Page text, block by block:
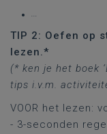
…
TIP 2: Oefen op
lezen.*
(* ken je het boek
tips i.v.m.
VOOR het lezen:
- 3-seconden